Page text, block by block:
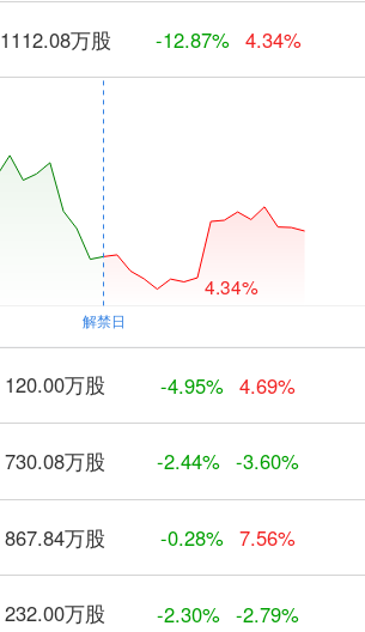
1112.08万股 -12.87% 4.34%
4.34%
120.00万股 -4.95% 4.69%
730.08万股 -2.44% -3.60%
867.84万股 -0.28% 7.56%
232.00万股 -2.30% -2.79%